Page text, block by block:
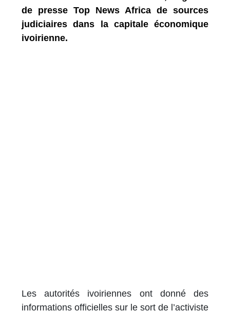
de presse Top News Africa de sources
judiciaires dans la capitale économique
ivoirienne.
Les autorités ivoiriennes ont donné des
informations officielles sur le sort de l’activiste